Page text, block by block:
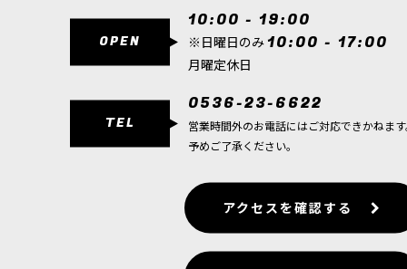
OPEN
10:00 - 19:00
※日曜日のみ 10:00 - 17:00
月曜定休日
TEL
0536-23-6622
営業時間外のお電話にはご対応できかねま
予めご了承ください。
アクセスを確認する